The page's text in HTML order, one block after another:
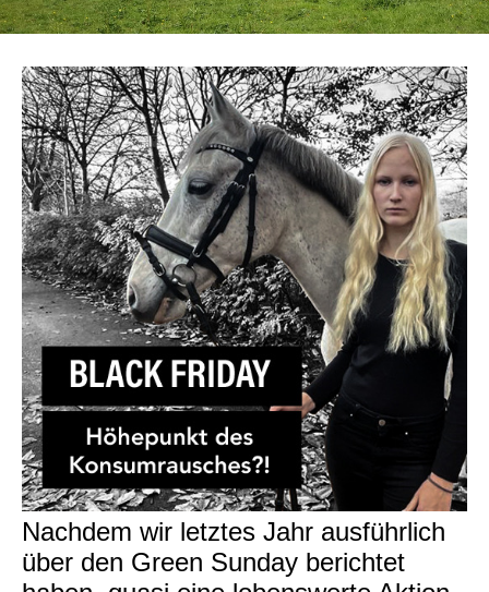
Nachdem wir letztes Jahr ausführlich
über den Green Sunday berichtet